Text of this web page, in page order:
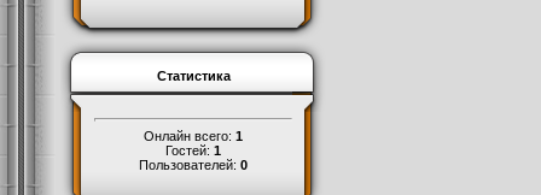
Статистика
Онлайн всего: 1
Гостей: 1
Пользователей: 0